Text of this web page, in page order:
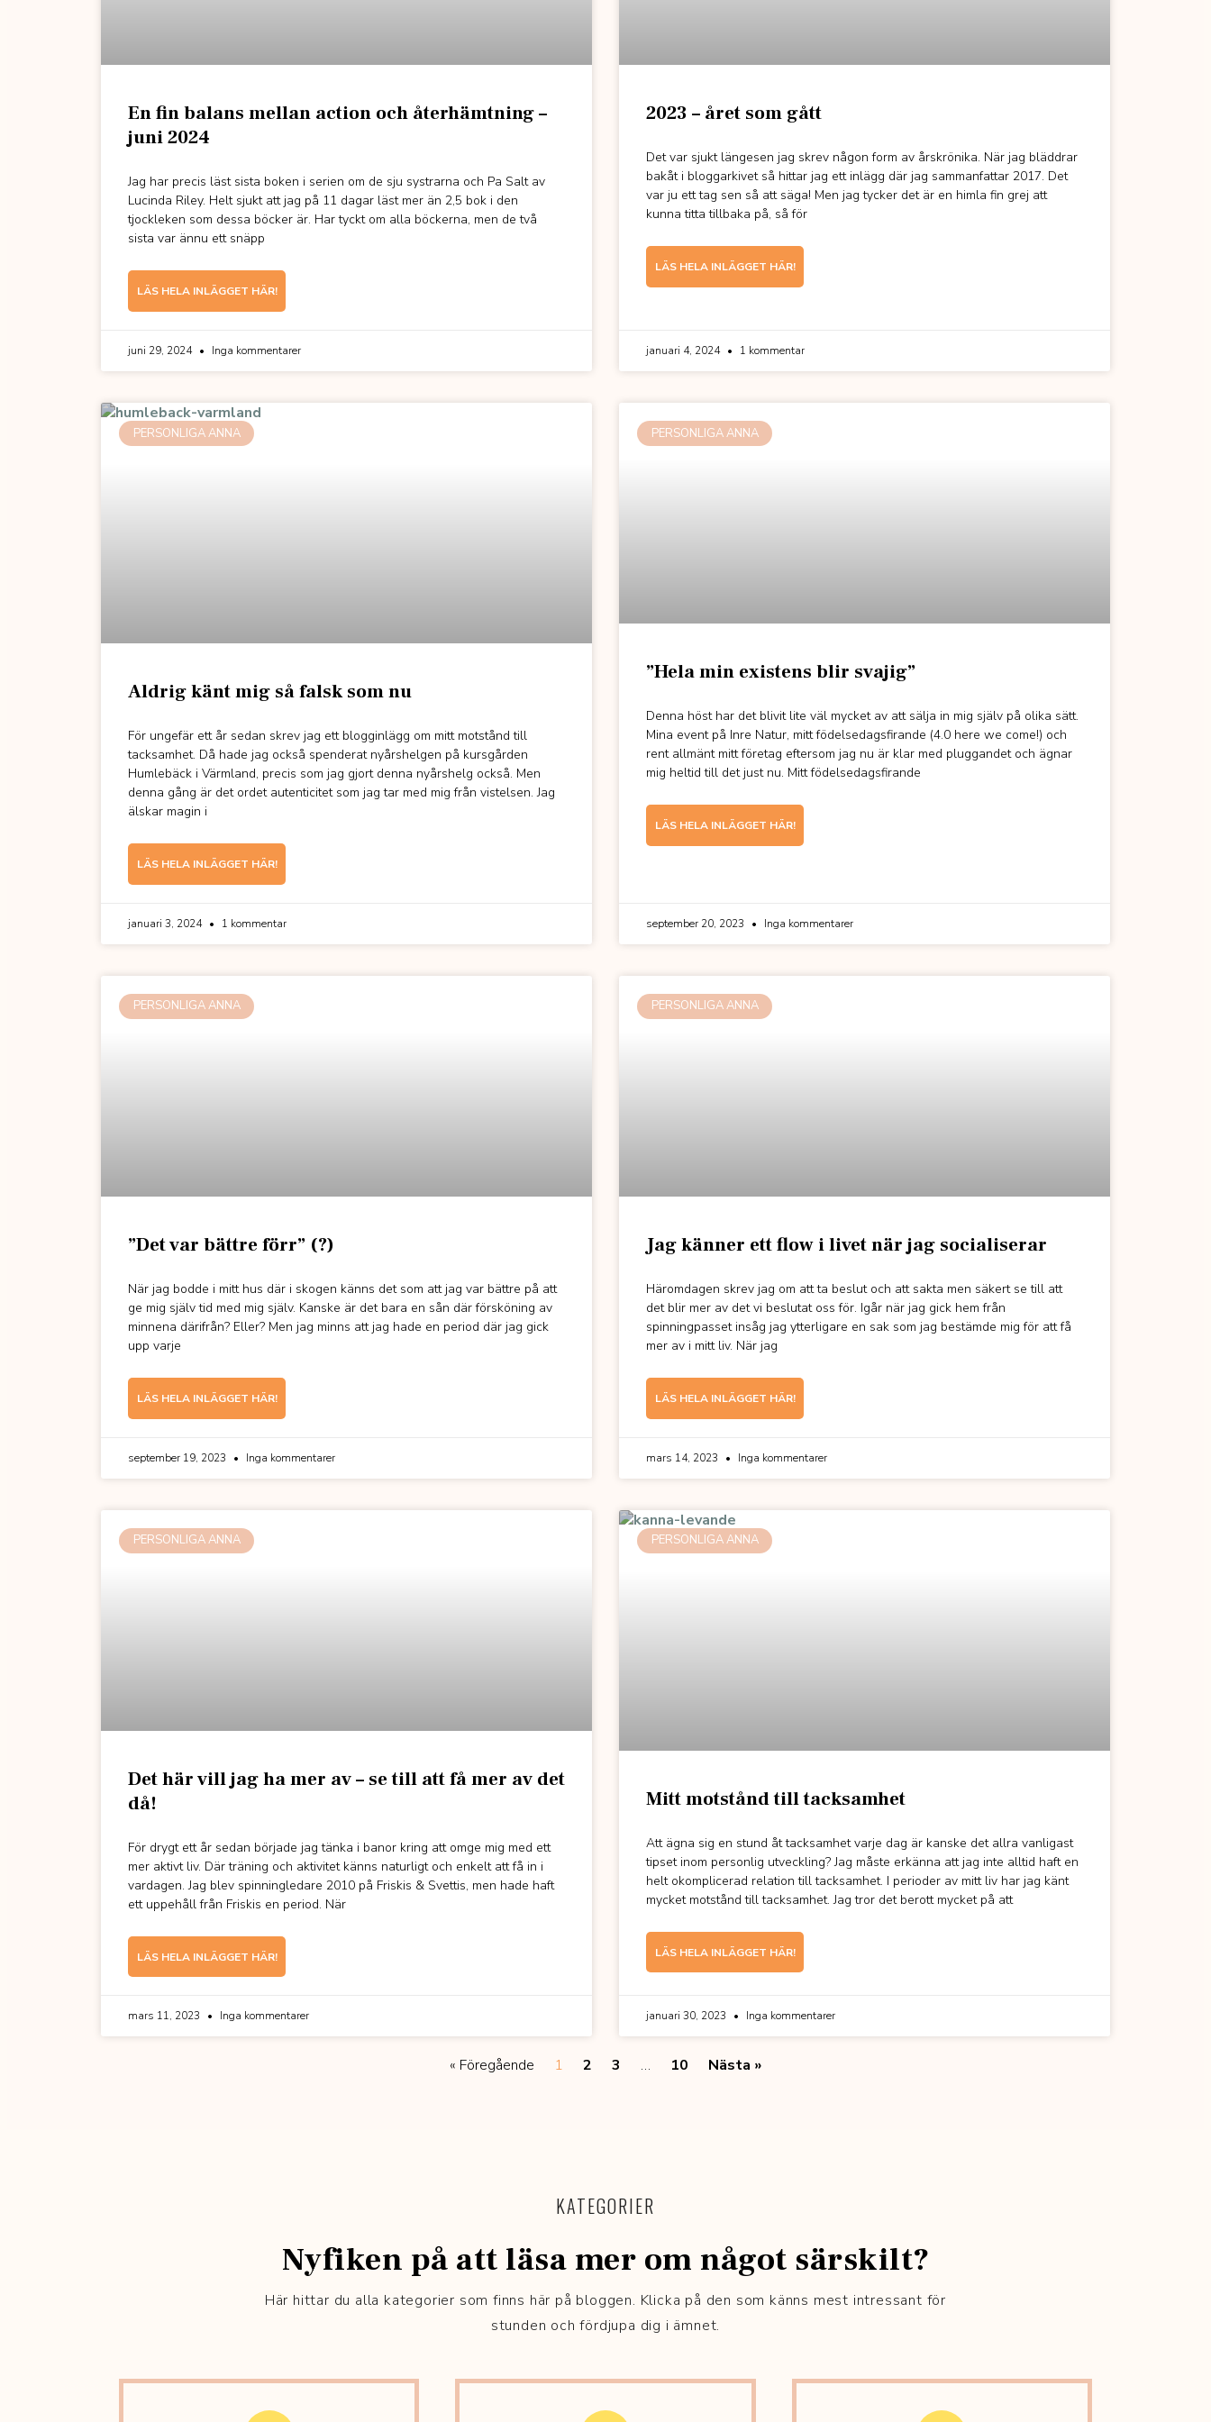
En fin balans mellan action och återhämtning –
juni 2024
Jag har precis läst sista boken i serien om de sju systrarna och Pa Salt av
Lucinda Riley. Helt sjukt att jag på 11 dagar läst mer än 2,5 bok i den
tjockleken som dessa böcker är. Har tyckt om alla böckerna, men de två
sista var ännu ett snäpp
LÄS HELA INLÄGGET HÄR!
juni 29, 2024 Inga kommentarer
2023 – året som gått
Det var sjukt längesen jag skrev någon form av årskrönika. När jag bläddrar
bakåt i bloggarkivet så hittar jag ett inlägg där jag sammanfattar 2017. Det
var ju ett tag sen så att säga! Men jag tycker det är en himla fin grej att
kunna titta tillbaka på, så för
LÄS HELA INLÄGGET HÄR!
januari 4, 2024 1 kommentar
PERSONLIGA ANNA
Aldrig känt mig så falsk som nu
För ungefär ett år sedan skrev jag ett blogginlägg om mitt motstånd till
tacksamhet. Då hade jag också spenderat nyårshelgen på kursgården
Humlebäck i Värmland, precis som jag gjort denna nyårshelg också. Men
denna gång är det ordet autenticitet som jag tar med mig från vistelsen. Jag
älskar magin i
LÄS HELA INLÄGGET HÄR!
januari 3, 2024 1 kommentar
PERSONLIGA ANNA
”Hela min existens blir svajig”
Denna höst har det blivit lite väl mycket av att sälja in mig själv på olika sätt.
Mina event på Inre Natur, mitt födelsedagsfirande (4.0 here we come!) och
rent allmänt mitt företag eftersom jag nu är klar med pluggandet och ägnar
mig heltid till det just nu. Mitt födelsedagsfirande
LÄS HELA INLÄGGET HÄR!
september 20, 2023 Inga kommentarer
PERSONLIGA ANNA
”Det var bättre förr” (?)
När jag bodde i mitt hus där i skogen känns det som att jag var bättre på att
ge mig själv tid med mig själv. Kanske är det bara en sån där försköning av
minnena därifrån? Eller? Men jag minns att jag hade en period där jag gick
upp varje
LÄS HELA INLÄGGET HÄR!
september 19, 2023 Inga kommentarer
PERSONLIGA ANNA
Jag känner ett flow i livet när jag socialiserar
Häromdagen skrev jag om att ta beslut och att sakta men säkert se till att
det blir mer av det vi beslutat oss för. Igår när jag gick hem från
spinningpasset insåg jag ytterligare en sak som jag bestämde mig för att få
mer av i mitt liv. När jag
LÄS HELA INLÄGGET HÄR!
mars 14, 2023 Inga kommentarer
PERSONLIGA ANNA
Det här vill jag ha mer av – se till att få mer av det
då!
För drygt ett år sedan började jag tänka i banor kring att omge mig med ett
mer aktivt liv. Där träning och aktivitet känns naturligt och enkelt att få in i
vardagen. Jag blev spinningledare 2010 på Friskis & Svettis, men hade haft
ett uppehåll från Friskis en period. När
LÄS HELA INLÄGGET HÄR!
mars 11, 2023 Inga kommentarer
PERSONLIGA ANNA
Mitt motstånd till tacksamhet
Att ägna sig en stund åt tacksamhet varje dag är kanske det allra vanligast
tipset inom personlig utveckling? Jag måste erkänna att jag inte alltid haft en
helt okomplicerad relation till tacksamhet. I perioder av mitt liv har jag känt
mycket motstånd till tacksamhet. Jag tror det berott mycket på att
LÄS HELA INLÄGGET HÄR!
januari 30, 2023 Inga kommentarer
« Föregående 1 2 3 … 10 Nästa »
KATEGORIER
Nyfiken på att läsa mer om något särskilt?
Här hittar du alla kategorier som finns här på bloggen. Klicka på den som känns mest intressant för
stunden och fördjupa dig i ämnet.